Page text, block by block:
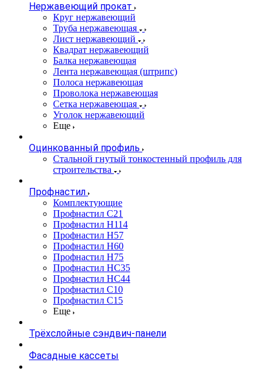
Нержавеющий прокат
Круг нержавеющий
Труба нержавеющая
Лист нержавеющий
Квадрат нержавеющий
Балка нержавеющая
Лента нержавеющая (штрипс)
Полоса нержавеющая
Проволока нержавеющая
Сетка нержавеющая
Уголок нержавеющий
Еще
Оцинкованный профиль
Стальной гнутый тонкостенный профиль для
строительства
Профнастил
Комплектующие
Профнастил C21
Профнастил Н114
Профнастил Н57
Профнастил Н60
Профнастил Н75
Профнастил НС35
Профнастил НС44
Профнастил С10
Профнастил С15
Еще
Трёхслойные сэндвич-панели
Фасадные кассеты